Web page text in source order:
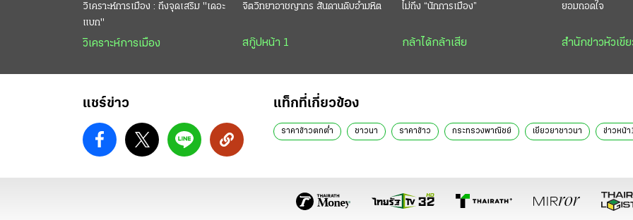
วิเคราะห์การเมือง : ถึงจุดเสริม "เดอะ
แบก"
วิเคราะห์การเมือง
จิตวิทยาอาชญากร สันดานดิบอำมหิต
สกู๊ปหน้า 1
ไม่ถึง “นักการเมือง”
กล้าได้กล้าเสีย
ยอมถอดใจ
สำนักข่าวหัวเขีย
แชร์ข่าว แท็กที่เกี่ยวข้อง
ราคาข้าวตกต่ำ ชาวนา ราคาข้าว กระทรวงพาณิชย์ เยียวยาชาวนา ข่าวหน้า